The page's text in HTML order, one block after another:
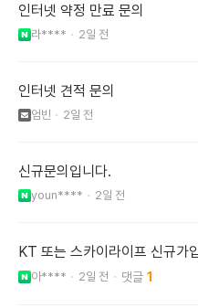
인터넷 약정 만료 문의
라**** 2일 전
인터넷 견적 문의
엄빈 2일 전
신규문의입니다.
youn**** 2일 전
KT 또는 스카이라이프 신규가
아**** 2일 전 1